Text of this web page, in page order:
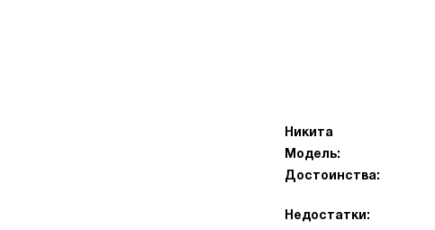
Никита
Модель:
Достоинства:
Недостатки: